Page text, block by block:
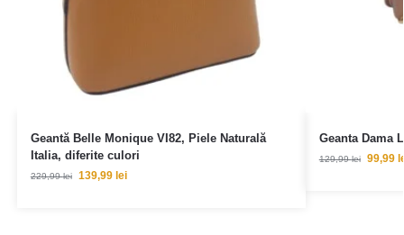
Geantă Belle Monique VI82, Piele Naturală
Italia, diferite culori
229,99lei 139,99 lei
Geanta Dama
129,99lei 99,99